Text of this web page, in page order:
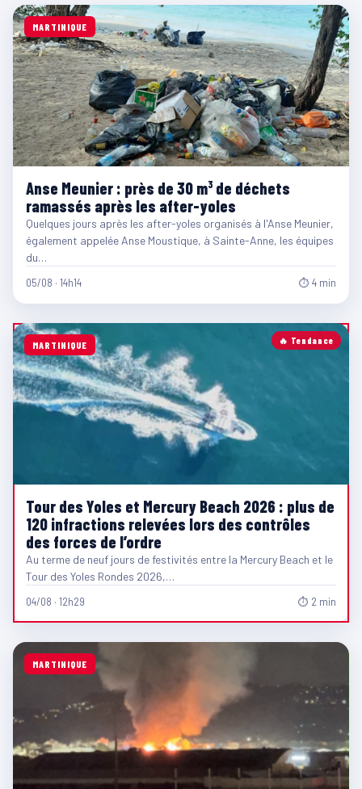
MARTINIQUE
Anse Meunier : près de 30 m³ de déchets
ramassés après les after-yoles
Quelques jours après les after-yoles organisés à l'Anse Meunier,
également appelée Anse Moustique, à Sainte-Anne, les équipes
du…
05/08 · 14h14 ⏱ 4 min
🔥 Tendance
MARTINIQUE
Tour des Yoles et Mercury Beach 2026 : plus de
120 infractions relevées lors des contrôles
des forces de l’ordre
Au terme de neuf jours de festivités entre la Mercury Beach et le
Tour des Yoles Rondes 2026,…
04/08 · 12h29 ⏱ 2 min
MARTINIQUE